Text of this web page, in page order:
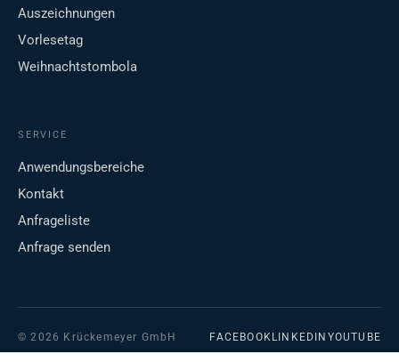
Auszeichnungen
Vorlesetag
Weihnachtstombola
SERVICE
Anwendungsbereiche
Kontakt
Anfrageliste
Anfrage senden
© 2026 Krückemeyer GmbH FACEBOOK LINKEDIN YOUTUBE